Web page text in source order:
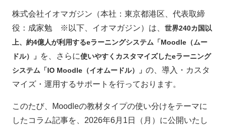
株式会社イオマガジン（本社：東京都港区、代表取締
役：成家勉 ※以下、イオマガジン）は、 世界240カ国以
上、約4億人が利用するeラーニングシステム「Moodle（ムー
ドル）」 を、さらに使いやすくカスタマイズしたeラーニング
システム「IO Moodle（イオムードル）」 の、導入・カスタ
マイズ・運用するサポートを行っております。
このたび、Moodleの教材タイプの使い分けをテーマに
したコラム記事を、2026年6月1日（月）に公開いたし